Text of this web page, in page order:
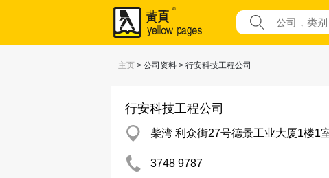
主页 > 公司资料 > 行安科技工程公司
行安科技工程公司
柴湾 利众街27号德景工业大厦1楼1
3748 9787